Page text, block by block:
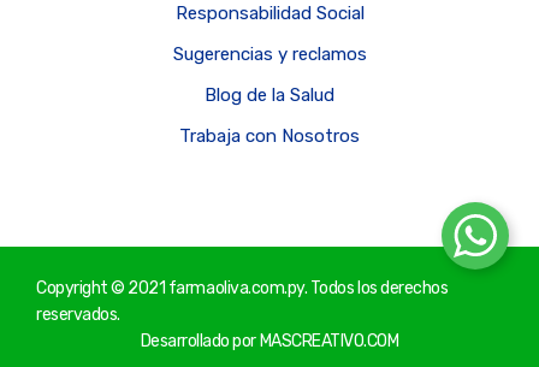
Responsabilidad Social
Sugerencias y reclamos
Blog de la Salud
Trabaja con Nosotros
Copyright © 2021 farmaoliva.com.py. Todos los derechos
reservados.
Desarrollado por MASCREATIVO.COM